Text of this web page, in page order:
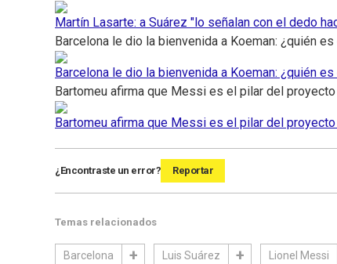
Martín Lasarte: a Suárez "lo señalan con el dedo
Barcelona le dio la bienvenida a Koeman: ¿quién
Barcelona le dio la bienvenida a Koeman: ¿quién
Bartomeu afirma que Messi es el pilar del
Bartomeu afirma que Messi es el pilar del
¿Encontraste un error? Reportar
Temas relacionados
Barcelona Luis Suárez Lionel Messi